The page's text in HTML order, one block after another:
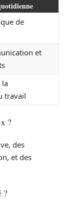
de
et
la
travail
?
des
et des
?